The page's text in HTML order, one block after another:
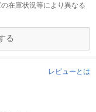
在庫状況等により異なる
る
レビューとは